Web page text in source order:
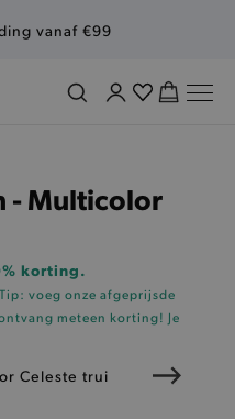
vanaf €99
- Multicolor
korting.
voeg onze afgeprijsde
meteen korting! Je